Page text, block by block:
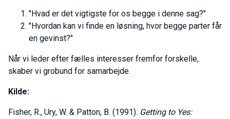
"Hvad er det vigtigste for os begge i denne sag?"
"Hvordan kan vi finde en løsning, hvor begge parter får
en gevinst?"
Når vi leder efter fælles interesser fremfor forskelle,
skaber vi grobund for samarbejde.
Kilde:
Fisher, R., Ury, W. & Patton, B. (1991). Getting to Yes: